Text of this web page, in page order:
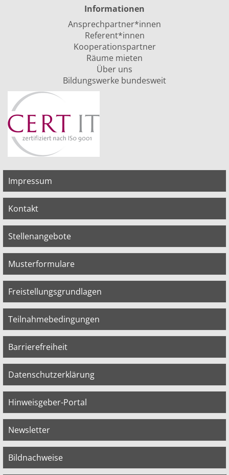
Informationen
Ansprechpartner*innen
Referent*innen
Kooperationspartner
Räume mieten
Über uns
Bildungswerke bundesweit
Impressum
Kontakt
Stellenangebote
Musterformulare
Freistellungsgrundlagen
Teilnahmebedingungen
Barrierefreiheit
Datenschutzerklärung
Hinweisgeber-Portal
Newsletter
Bildnachweise